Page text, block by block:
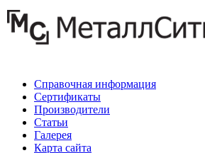
Справочная информация
Сертификаты
Производители
Статьи
Галерея
Карта сайта